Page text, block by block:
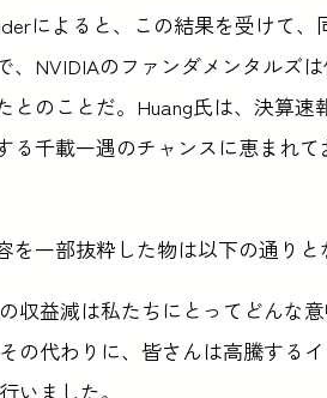
によると、この結果を受けて
、NVIDIAのファンダメンタルズ
とのことだ。Huang氏は、決算
る千載一遇のチャンスに恵まれ
を一部抜粋した物は以下の通りと
収益減は私たちにとってどんな
の代わりに、皆さんは高騰する
いました。